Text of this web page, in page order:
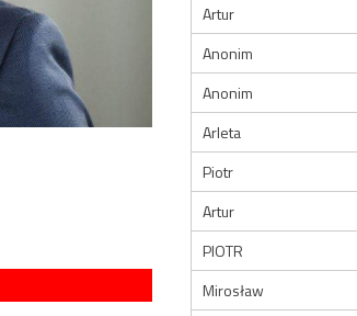
Artur
Anonim
Anonim
Arleta
Piotr
Artur
PIOTR
Mirosław